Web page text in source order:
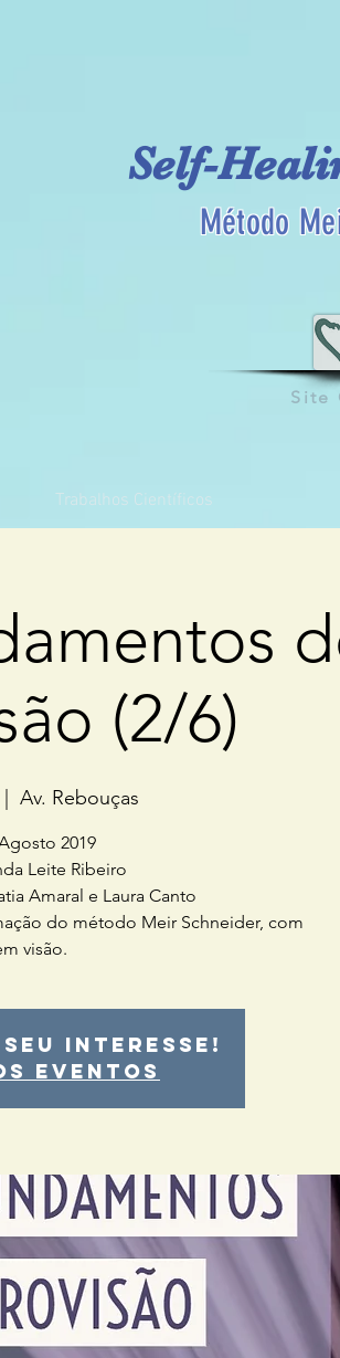
Self-
Método
Site
Trabalhos Científicos
(2/6)
Av. Rebouças
2019
Leite Ribeiro
Amaral e Laura Canto
do método Meir Schneider, com
visão.
interesse!
eventos